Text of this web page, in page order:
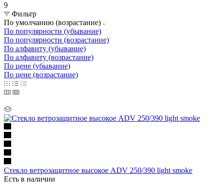
9
Фильтр
По умолчанию (возрастание)
По популярности (убывание)
По популярности (возрастание)
По алфавиту (убывание)
По алфавиту (возрастание)
По цене (убывание)
По цене (возрастание)
Стекло ветрозащитное высокое ADV 250/390 light smoke
Есть в наличии